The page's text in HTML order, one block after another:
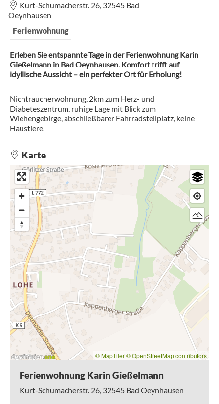
Kurt-Schumacherstr. 26, 32545 Bad
Oeynhausen
Ferienwohnung
Erleben Sie entspannte Tage in der Ferienwohnung Karin
Gießelmann in Bad Oeynhausen. Komfort trifft auf
idyllische Aussicht – ein perfekter Ort für Erholung!
Nichtraucherwohnung, 2km zum Herz- und
Diabeteszentrum, ruhige Lage mit Blick zum
Wiehengebirge, abschließbarer Fahrradstellplatz, keine
Haustiere.
Karte
© MapTiler© OpenStreetMap contributors
Ferienwohnung Karin Gießelmann
Kurt-Schumacherstr. 26, 32545 Bad Oeynhausen